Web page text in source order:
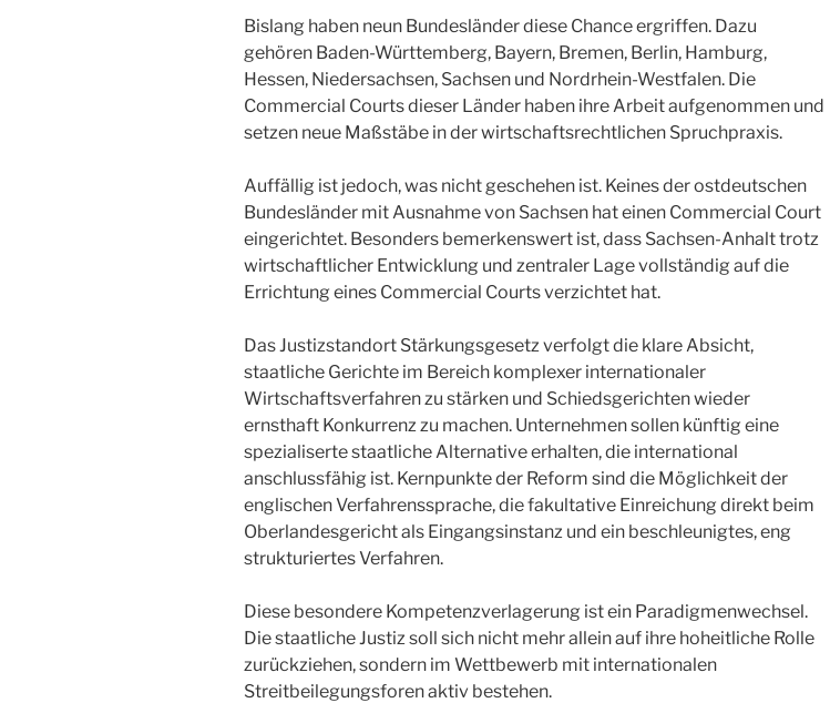
Bislang haben neun Bundesländer diese Chance ergriffen. Dazu
gehören Baden-Württemberg, Bayern, Bremen, Berlin, Hamburg,
Hessen, Niedersachsen, Sachsen und Nordrhein-Westfalen. Die
Commercial Courts dieser Länder haben ihre Arbeit aufgenommen und
setzen neue Maßstäbe in der wirtschaftsrechtlichen Spruchpraxis.
Auffällig ist jedoch, was nicht geschehen ist. Keines der ostdeutschen
Bundesländer mit Ausnahme von Sachsen hat einen Commercial Court
eingerichtet. Besonders bemerkenswert ist, dass Sachsen-Anhalt trotz
wirtschaftlicher Entwicklung und zentraler Lage vollständig auf die
Errichtung eines Commercial Courts verzichtet hat.
Das Justizstandort Stärkungsgesetz verfolgt die klare Absicht,
staatliche Gerichte im Bereich komplexer internationaler
Wirtschaftsverfahren zu stärken und Schiedsgerichten wieder
ernsthaft Konkurrenz zu machen. Unternehmen sollen künftig eine
spezialiserte staatliche Alternative erhalten, die international
anschlussfähig ist. Kernpunkte der Reform sind die Möglichkeit der
englischen Verfahrenssprache, die fakultative Einreichung direkt beim
Oberlandesgericht als Eingangsinstanz und ein beschleunigtes, eng
strukturiertes Verfahren.
Diese besondere Kompetenzverlagerung ist ein Paradigmenwechsel.
Die staatliche Justiz soll sich nicht mehr allein auf ihre hoheitliche Rolle
zurückziehen, sondern im Wettbewerb mit internationalen
Streitbeilegungsforen aktiv bestehen.